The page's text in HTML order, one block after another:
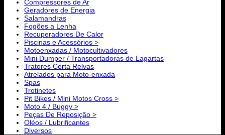
Compressores de Ar
Geradores de Energia
Salamandras
Fogões a Lenha
Recuperadores De Calor
Piscinas e Acessórios >
Motoenxadas / Motocultivadores
Mini Dumper / Transportadoras de Lagartas
Tratores Corta Relvas
Atrelados para Moto-enxada
Spas
Trotinetes
Pit Bikes / Mini Motos Cross >
Moto 4 / Buggy >
Peças De Reposição >
Oléos / Lubrificantes
Diversos